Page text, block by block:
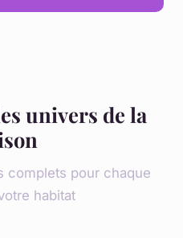
univers de la
complets pour chaque
habitat